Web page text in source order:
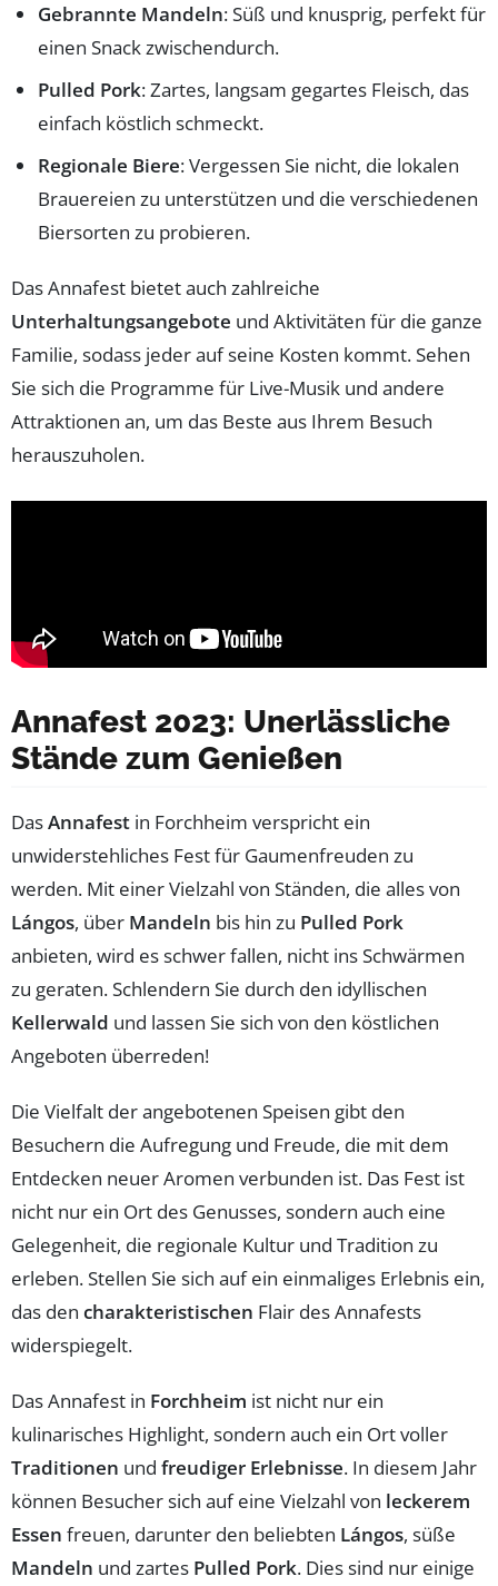
Gebrannte Mandeln: Süß und knusprig, perfekt für
einen Snack zwischendurch.
Pulled Pork: Zartes, langsam gegartes Fleisch, das
einfach köstlich schmeckt.
Regionale Biere: Vergessen Sie nicht, die lokalen
Brauereien zu unterstützen und die verschiedenen
Biersorten zu probieren.
Das Annafest bietet auch zahlreiche
Unterhaltungsangebote und Aktivitäten für die ganze
Familie, sodass jeder auf seine Kosten kommt. Sehen
Sie sich die Programme für Live-Musik und andere
Attraktionen an, um das Beste aus Ihrem Besuch
herauszuholen.
Annafest 2023: Unerlässliche
Stände zum Genießen
DasAnnafest in Forchheim verspricht ein
unwiderstehliches Fest für Gaumenfreuden zu
werden. Mit einer Vielzahl von Ständen, die alles von
Lángos, über Mandeln bis hin zu Pulled Pork
anbieten, wird es schwer fallen, nicht ins Schwärmen
zu geraten. Schlendern Sie durch den idyllischen
Kellerwald und lassen Sie sich von den köstlichen
Angeboten überreden!
Die Vielfalt der angebotenen Speisen gibt den
Besuchern die Aufregung und Freude, die mit dem
Entdecken neuer Aromen verbunden ist. Das Fest ist
nicht nur ein Ort des Genusses, sondern auch eine
Gelegenheit, die regionale Kultur und Tradition zu
erleben. Stellen Sie sich auf ein einmaliges Erlebnis ein,
das den charakteristischen Flair des Annafests
widerspiegelt.
Das Annafest in Forchheim ist nicht nur ein
kulinarisches Highlight, sondern auch ein Ort voller
Traditionen und freudiger Erlebnisse. In diesem Jahr
können Besucher sich auf eine Vielzahl von leckerem
Essen freuen, darunter den beliebten Lángos, süße
Mandeln und zartes Pulled Pork. Dies sind nur einige